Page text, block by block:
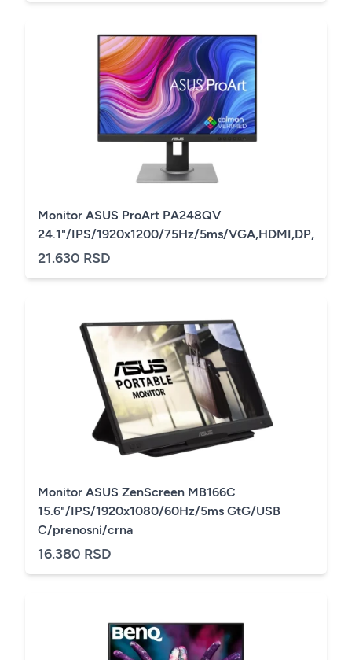
Monitor ASUS ProArt PA248QV
24.1"/IPS/1920x1200/75Hz/5ms/
21.630 RSD
Monitor ASUS ZenScreen MB166C
15.6"/IPS/1920x1080/60Hz/5ms GtG/USB
C/prenosni/crna
16.380 RSD